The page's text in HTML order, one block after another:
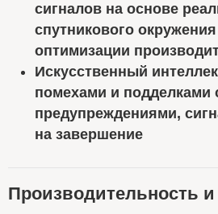
сигналов на основе
спутникового
оптимизации
Искусственный
помехами и подделками
предупреждениями,
на завершение
Производительность и